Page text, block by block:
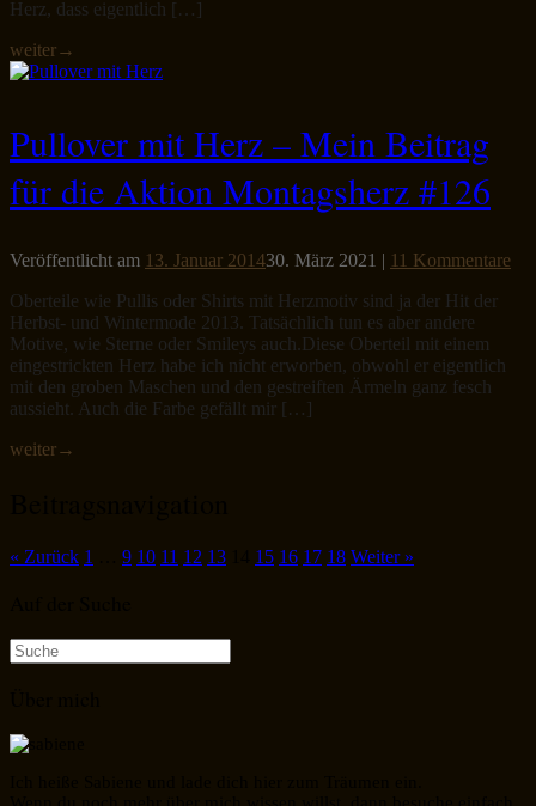
Herz, dass eigentlich […]
weiter→
Pullover mit Herz – Mein Beitrag
für die Aktion Montagsherz #126
Veröffentlicht am 13. Januar 201430. März 2021 | 11 Kommentare
Oberteile wie Pullis oder Shirts mit Herzmotiv sind ja der Hit der
Herbst- und Wintermode 2013. Tatsächlich tun es aber andere
Motive, wie Sterne oder Smileys auch.Diese Oberteil mit einem
eingestrickten Herz habe ich nicht erworben, obwohl er eigentlich
mit den groben Maschen und den gestreiften Ärmeln ganz fesch
aussieht. Auch die Farbe gefällt mir […]
weiter→
« Zurück 1 9 10 11 12 13 15 16 17 18 Weiter »
Suche
nach: